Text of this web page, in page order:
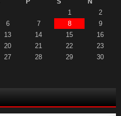
1
2
6 7 8
9
13 14 15
16
20 21 22
23
27 28 29
30